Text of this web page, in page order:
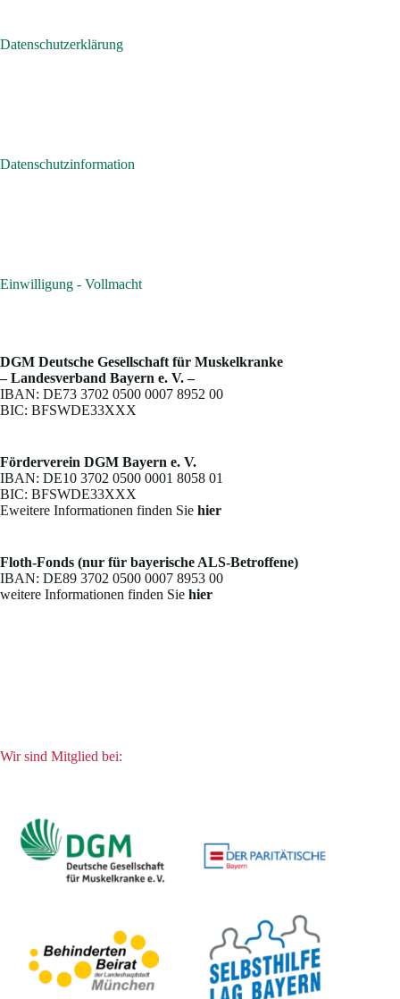
Datenschutzerklärung
Datenschutzinformation
Einwilligung - Vollmacht
DGM Deutsche Gesellschaft für Muskelkranke
– Landesverband Bayern e. V. –
IBAN: DE73 3702 0500 0007 8952 00
BIC: BFSWDE33XXX
Förderverein DGM Bayern e. V.
IBAN: DE10 3702 0500 0001 8058 01
BIC: BFSWDE33XXX
Eweitere Informationen finden Sie hier
Floth-Fonds (nur für bayerische ALS-Betroffene)
IBAN: DE89 3702 0500 0007 8953 00
weitere Informationen finden Sie hier
Wir sind Mitglied bei: